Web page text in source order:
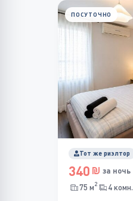
ПОСУТОЧНО
Тот же риэлтор
340
за ночь
75 м2 4 комн.